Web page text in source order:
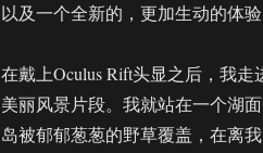
以及一个全新的，更加生动的体
在戴上Oculus Rift头显之后，我
美丽风景片段。我就站在一个湖
岛被郁郁葱葱的野草覆盖，在离